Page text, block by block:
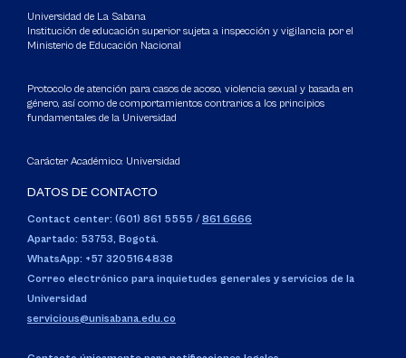
Universidad de La Sabana
Institución de educación superior sujeta a inspección y vigilancia por el
Ministerio de Educación Nacional
Protocolo de atención para casos de acoso, violencia sexual y basada en
género, así como de comportamientos contrarios a los principios
fundamentales de la Universidad
Carácter Académico: Universidad
DATOS DE CONTACTO
Contact center: (601) 861 5555 / 861 6666
Apartado: 53753, Bogotá.
WhatsApp: +57 3205164838
Correo electrónico para inquietudes generales y servicios de la
Universidad
servicious@unisabana.edu.co